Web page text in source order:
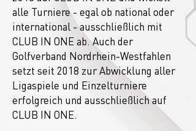
alle Turniere - egal ob national oder
international - ausschließlich mit
CLUB IN ONE ab. Auch der
Golfverband Nordrhein-Westfahlen
setzt seit 2018 zur Abwicklung aller
Ligaspiele und Einzelturniere
erfolgreich und ausschließlich auf
CLUB IN ONE.